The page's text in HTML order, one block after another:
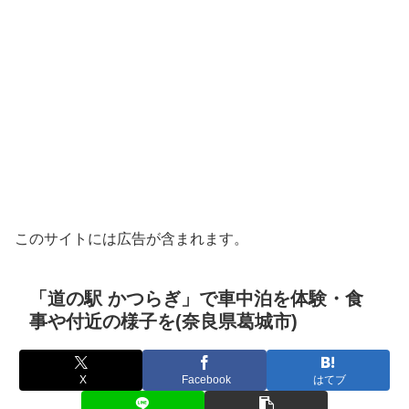
このサイトには広告が含まれます。
「道の駅 かつらぎ」で車中泊を体験・食
事や付近の様子を(奈良県葛城市)
X Facebook はてブ